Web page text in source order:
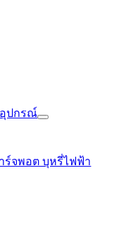
ปกรณ์
ร์จพอต บุหรี่ไฟฟ้า